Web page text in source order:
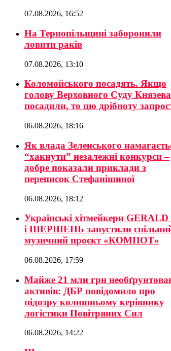
07.08.2026, 16:52
На Тернопільщині заборонили
ловити раків
07.08.2026, 13:10
Коломойського посадять. Якщо
голову Верховного Суду Князева
посадили, то цю дрібноту
06.08.2026, 18:16
Як влада Зеленського
“хакнути” незалежні конкурси –
добре показали приклади з
переписок Стефанішиної
06.08.2026, 18:12
Українські хітмейкери GERALD
і ШЕРШЕНЬ запустили
музичний проєкт «КОМПОТ»
06.08.2026, 17:59
Майже 21 млн грн
активів: ДБР повідомило про
підозру колишньому керівнику
логістики Повітряних Сил
06.08.2026, 14:22